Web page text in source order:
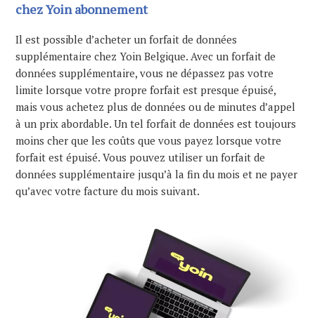
chez Yoin abonnement
Il est possible d’acheter un forfait de données
supplémentaire chez Yoin Belgique. Avec un forfait de
données supplémentaire, vous ne dépassez pas votre
limite lorsque votre propre forfait est presque épuisé,
mais vous achetez plus de données ou de minutes d’appel
à un prix abordable. Un tel forfait de données est toujours
moins cher que les coûts que vous payez lorsque votre
forfait est épuisé. Vous pouvez utiliser un forfait de
données supplémentaire jusqu’à la fin du mois et ne payer
qu’avec votre facture du mois suivant.